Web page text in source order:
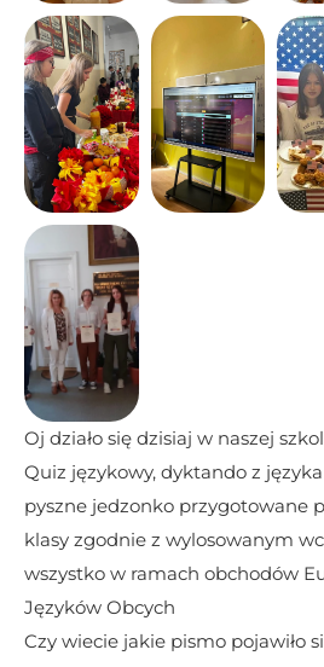
Oj działo się dzisiaj w naszej
Quiz językowy, dyktando z
pyszne jedzonko przygotowane
klasy zgodnie z wylosowanym
wszystko w ramach obchodów
Języków Obcych
Czy wiecie jakie pismo pojawiło